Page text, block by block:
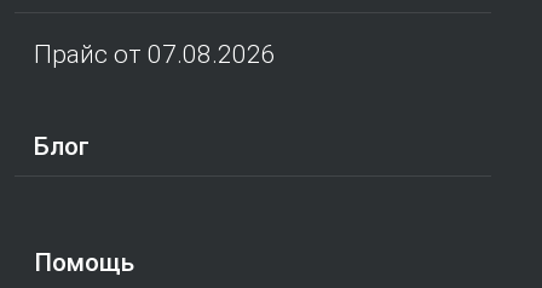
Прайс от 07.08.2026
Блог
Помощь